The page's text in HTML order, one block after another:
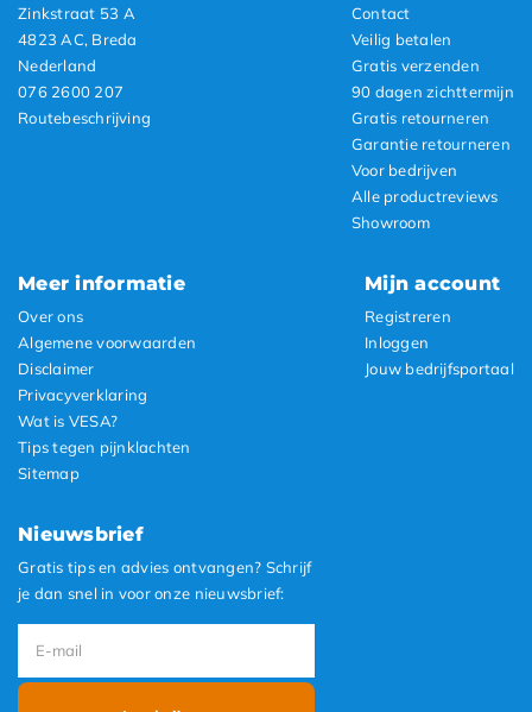
Zinkstraat 53 A
4823 AC, Breda
Nederland
076 2600 207
Routebeschrijving
Contact
Veilig betalen
Gratis verzenden
90 dagen zichttermijn
Gratis retourneren
Garantie retourneren
Voor bedrijven
Alle productreviews
Showroom
Meer informatie
Over ons
Algemene voorwaarden
Disclaimer
Privacyverklaring
Wat is VESA?
Tips tegen pijnklachten
Sitemap
Mijn account
Registreren
Inloggen
Jouw bedrijfsportaal
Nieuwsbrief
Gratis tips en advies ontvangen? Schrijf
je dan snel in voor onze nieuwsbrief: